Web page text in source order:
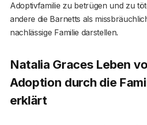
Adoptivfamilie zu betrügen und zu
andere die Barnetts als
nachlässige Familie darstellen.
Natalia Graces Leben
Adoption durch die
erklärt